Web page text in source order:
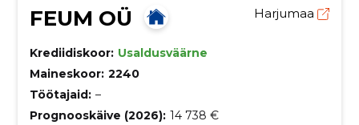
FEUM OÜ Harjumaa
Krediidiskoor: Usaldusväärne
Maineskoor: 2240
Töötajaid: –
Prognooskäive (2026): 14 738 €